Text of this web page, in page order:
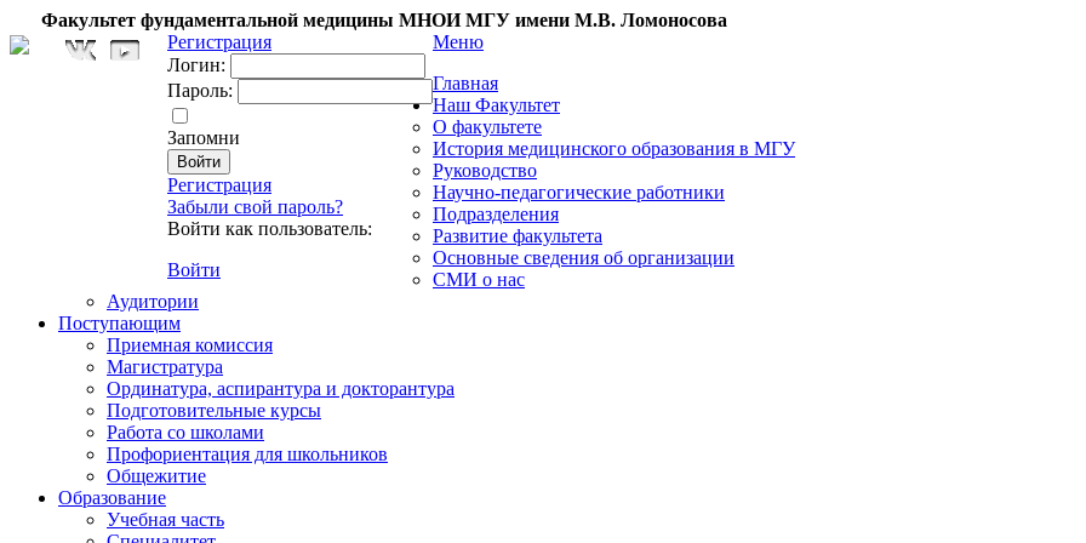
Факультет фундаментальной медицины МНОИ МГУ имени М.В. Ломоносова
Регистрация
Логин:
Пароль:
Запомни
Регистрация
Забыли свой пароль?
Войти как пользователь:
Войти
Меню
Главная
Наш Факультет
О факультете
История медицинского образования в МГУ
Руководство
Научно-педагогические работники
Подразделения
Развитие факультета
Основные сведения об организации
СМИ о нас
Аудитории
Поступающим
Приемная комиссия
Магистратура
Ординатура, аспирантура и докторантура
Подготовительные курсы
Работа со школами
Профориентация для школьников
Общежитие
Образование
Учебная часть